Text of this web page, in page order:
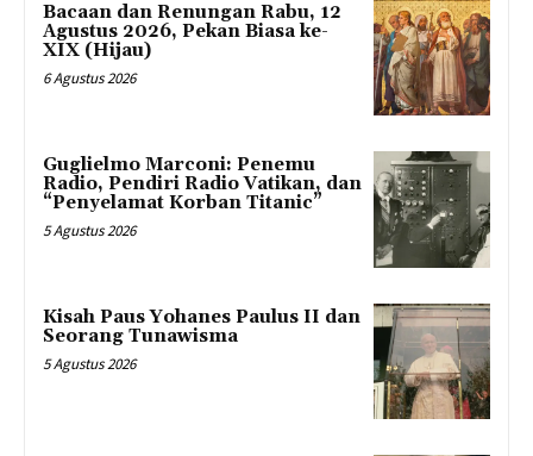
Bacaan dan Renungan Rabu, 12
Agustus 2026, Pekan Biasa ke-
XIX (Hijau)
6 Agustus 2026
Guglielmo Marconi: Penemu
Radio, Pendiri Radio Vatikan, dan
“Penyelamat Korban Titanic”
5 Agustus 2026
Kisah Paus Yohanes Paulus II dan
Seorang Tunawisma
5 Agustus 2026